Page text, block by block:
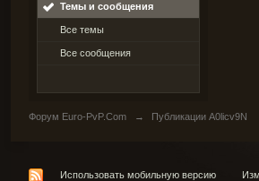
Темы и сообщения
Все темы
Все сообщения
Форум Euro-PvP.Com → Публикации A0licv9N
Использовать мобильную версию